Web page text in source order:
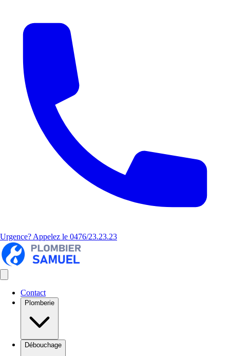
Urgence? Appelez le 0476/23.23.23
Contact
Plomberie
Débouchage